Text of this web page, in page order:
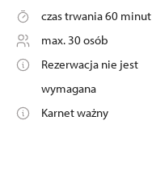
czas trwania 60 minut
max. 30 osób
Rezerwacja nie jest
wymagana
Karnet ważny